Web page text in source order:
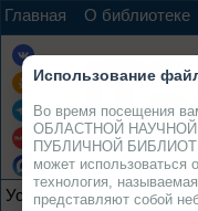
Главная О библиотеке
Услуги Ресурсы
Использование
Во время посещения
ОБЛАСТНОЙ
ПУБЛИЧНОЙ
может использоваться
технология,
представляют собой